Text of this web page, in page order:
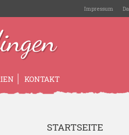
Impressum
KONTAKT
STARTSEITE